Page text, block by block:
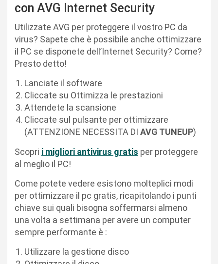
con AVG Internet Security
Utilizzate AVG per proteggere il vostro PC da
virus? Sapete che è possibile anche ottimizzare
il PC se disponete dell’Internet Security? Come?
Presto detto!
Lanciate il software
Cliccate su Ottimizza le prestazioni
Attendete la scansione
Cliccate sul pulsante per ottimizzare
(ATTENZIONE NECESSITA DI AVG TUNEUP)
Scopri i migliori antivirus gratis per proteggere
al meglio il PC!
Come potete vedere esistono molteplici modi
per ottimizzare il pc gratis, ricapitolando i punti
chiave sui quali bisogna soffermarsi almeno
una volta a settimana per avere un computer
sempre performante è :
Utilizzare la gestione disco